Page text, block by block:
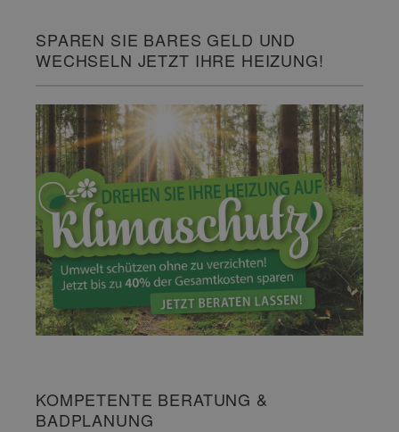
SPAREN SIE BARES GELD UND
WECHSELN JETZT IHRE HEIZUNG!
KOMPETENTE BERATUNG &
BADPLANUNG